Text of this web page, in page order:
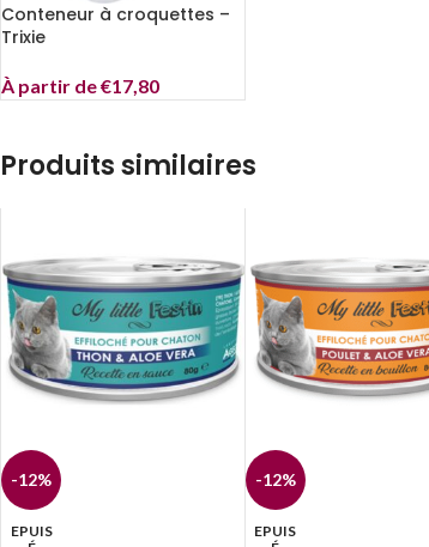
Conteneur à croquettes –
Trixie
À partir de€17,80
Produits similaires
-12%
EPUIS
-12%
EPUIS